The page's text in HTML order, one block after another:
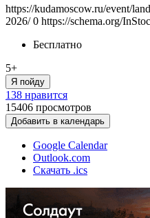
https://kudamoscow.ru/event/
2026/ 0 https://schema.org/
Бесплатно
5+
Я пойду
138 нравится
15406 просмотров
Добавить в календарь
Google Calendar
Outlook.com
Скачать .ics